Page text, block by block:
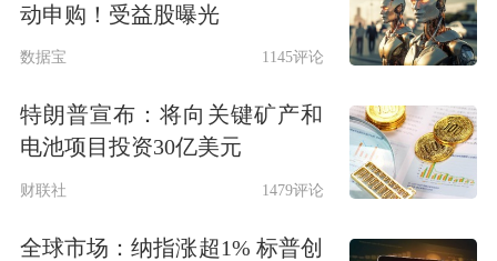
动申购！受益股曝光
数据宝 1145评论
特朗普宣布：将向关键矿产和
电池项目投资30亿美元
财联社 1479评论
全球市场：纳指涨超1% 标普创